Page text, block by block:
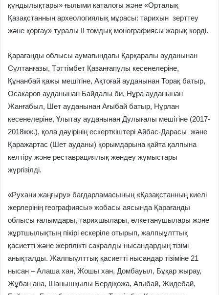
құндылықтары» ғылыми каталогы және «Орталық
Қазақстанның археологиялық мұрасы: тарихын зерттеу
және қорғау» туралы ІІ томдық монографиясы жарық көрді.
Қарағанды облысы аумағындағы Қарқаралы ауданынан
Сұлтанғазы, Тәттімбет Қазанғапұлы кесенелеріне,
Құнанбай қажы мешітіне, Ақтоғай ауданынан Торақ батыр,
Осакаров ауданынан Байдалы би, Нұра ауданынан
Жанғабыл, Шет ауданынан Ағыбай батыр, Нұрлан
кесенелеріне, Ұлытау ауданынан Дулығалы мешітіне (2017-
2018жж.), қола дәуірінің ескерткіштері Айбас-Дарасы және
Қаражартас (Шет ауданы) қорымдарына қайта қалпына
келтіру және реставрациялық жөндеу жұмыстары
жүргізілді.
«Рухани жаңғыру» бағдарламасының «Қазақстанның киелі
жерлерінің географиясы» жобасы аясында Қарағанды
облысы ғалымдары, тарихшылары, өлкетанушылары және
жұртшылықтың пікірі ескеріле отырып, жалпыұлттық
қасиетті және жергілікті сакралды нысандардың тізімі
анықталды. Жалпыұлттық қасиетті нысандар тізіміне 21
нысан – Алаша хан, Жошы хан, Домбауыл, Бұқар жырау,
Жұбан ана, Шанышқылы Бердіқожа, Ағыбай, Жидебай,